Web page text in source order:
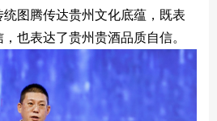
图腾传达贵州文化底蕴，既表
也表达了贵州贵酒品质自信。